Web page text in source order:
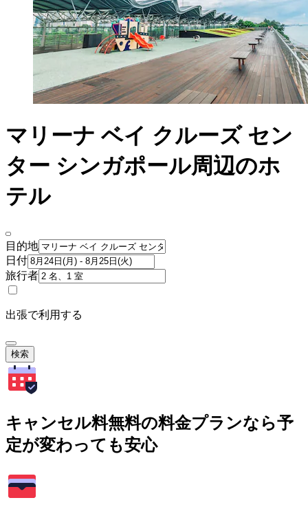
マリーナ ベイ クルーズ セン
ター シンガポール周辺のホ
テル
目的地
日付
旅行者
出張で利用する
検索
キャンセル料無料の料金プランなら予
定が変わっても安心